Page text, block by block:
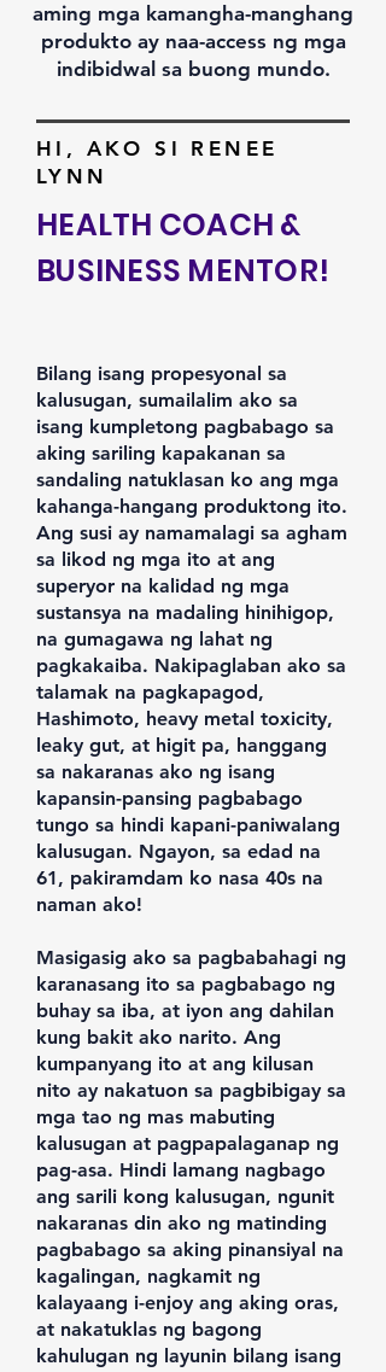
aming mga kamangha-manghang
produkto ay naa-access ng mga
indibidwal sa buong mundo.
HI, AKO SI RENEE
LYNN
HEALTH COACH &
BUSINESS MENTOR!
Bilang isang propesyonal sa
kalusugan, sumailalim ako sa
isang kumpletong pagbabago sa
aking sariling kapakanan sa
sandaling natuklasan ko ang mga
kahanga-hangang produktong ito.
Ang susi ay namamalagi sa agham
sa likod ng mga ito at ang
superyor na kalidad ng mga
sustansya na madaling hinihigop,
na gumagawa ng lahat ng
pagkakaiba. Nakipaglaban ako sa
talamak na pagkapagod,
Hashimoto, heavy metal toxicity,
leaky gut, at higit pa, hanggang
sa nakaranas ako ng isang
kapansin-pansing pagbabago
tungo sa hindi kapani-paniwalang
kalusugan. Ngayon, sa edad na
61, pakiramdam ko nasa 40s na
naman ako!
Masigasig ako sa pagbabahagi ng
karanasang ito sa pagbabago ng
buhay sa iba, at iyon ang dahilan
kung bakit ako narito. Ang
kumpanyang ito at ang kilusan
nito ay nakatuon sa pagbibigay sa
mga tao ng mas mabuting
kalusugan at pagpapalaganap ng
pag-asa. Hindi lamang nagbago
ang sarili kong kalusugan, ngunit
nakaranas din ako ng matinding
pagbabago sa aking pinansiyal na
kagalingan, nagkamit ng
kalayaang i-enjoy ang aking oras,
at nakatuklas ng bagong
kahulugan ng layunin bilang isang